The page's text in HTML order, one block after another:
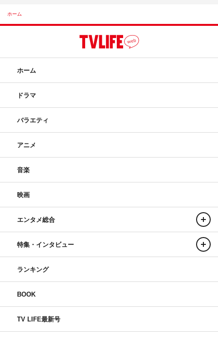
ホーム
ホーム
ドラマ
バラエティ
アニメ
音楽
映画
エンタメ総合
特集・インタビュー
ランキング
BOOK
TV LIFE最新号